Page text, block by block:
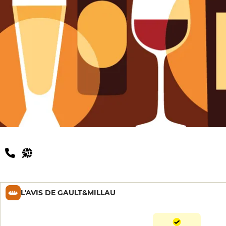
L'AVIS DE GAULT&MILLAU